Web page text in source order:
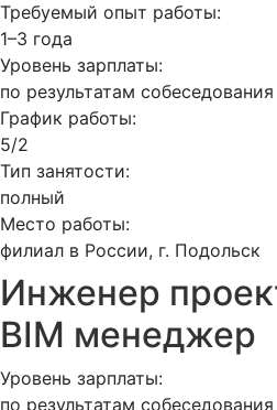
Требуемый опыт работы:
1–3 года
Уровень зарплаты:
по результатам собеседования
График работы:
5/2
Тип занятости:
полный
Место работы:
филиал в России, г. Подольск
Инженер
BIM менеджер
Уровень зарплаты:
по результатам собеседования